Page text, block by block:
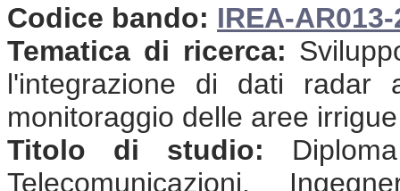
Codice bando: IREA-
Tematica di ricerca:
l'integrazione di dati radar
monitoraggio delle aree irrigue
Titolo di studio:
Telecomunicazioni,